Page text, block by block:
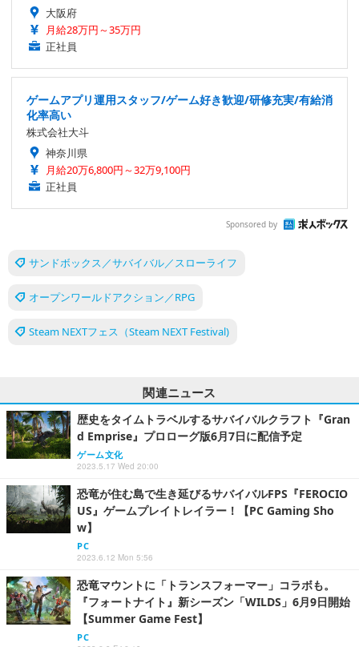
大阪府
月給28万円～35万円
正社員
ゲームアプリ運用スタッフ/ゲーム好き歓迎/研修充実/有給消
化率高い
株式会社大斗
神奈川県
月給20万6,800円～32万9,100円
正社員
Sponsored by
サンドボックス／サバイバル／スローライフ
オープンワールドアクション／RPG
Steam NEXTフェス（Steam NEXT Festival)
関連ニュース
歴史をタイムトラベルするサバイバルクラフト『Gran
d Emprise』プロローグ版6月7日に配信予定
ゲーム文化
2023.5.17 Wed 20:00
恐竜が住む島で生き延びるサバイバルFPS『FEROCIO
US』ゲームプレイトレイラー！【PC Gaming Sho
w】
PC
2023.6.12 Mon 5:56
恐竜マウントに「トランスフォーマー」コラボも。
『フォートナイト』新シーズン「WILDS」6月9日開始
【Summer Game Fest】
PC